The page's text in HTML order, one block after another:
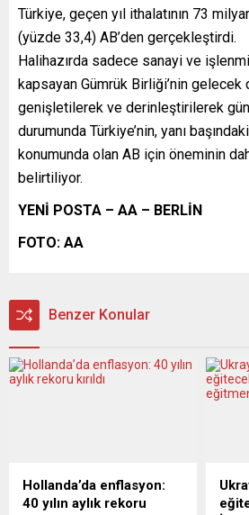
Türkiye, geçen yıl ithalatının 73 milyar
(yüzde 33,4) AB’den gerçekleştirdi.
Halihazırda sadece sanayi ve
kapsayan Gümrük Birliği’nin gelecek
genişletilerek ve derinleştirilerek
durumunda Türkiye’nin, yanı
konumunda olan AB için öneminin
belirtiliyor.
YENİ POSTA – AA – BERLİN
FOTO: AA
Benzer Konular
Hollanda’da enflasyon:
40 yılın aylık rekoru